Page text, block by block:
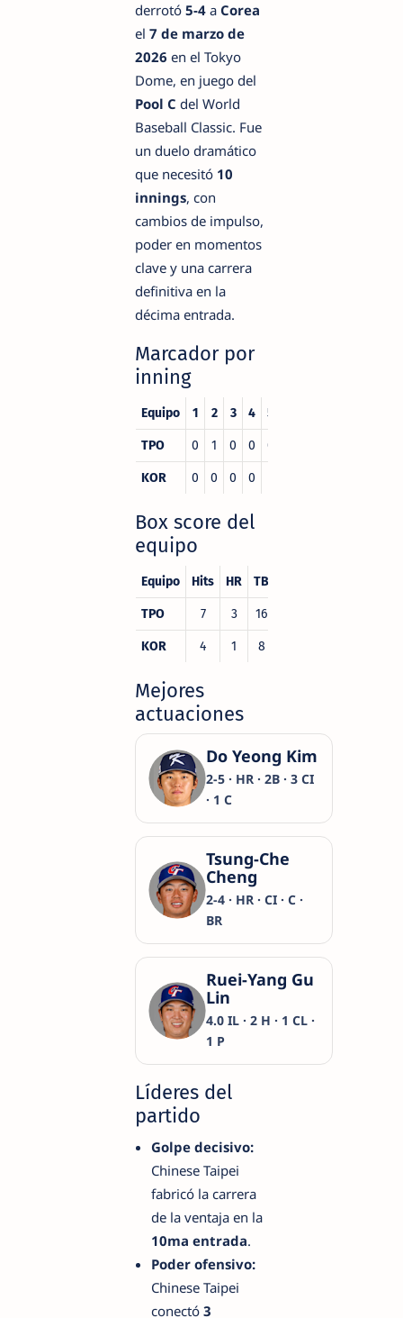
derrotó 5-4 a Corea
el 7 de marzo de
2026 en el Tokyo
Dome, en juego del
Pool C del World
Baseball Classic. Fue
un duelo dramático
que necesitó 10
innings, con
cambios de impulso,
poder en momentos
clave y una carrera
definitiva en la
décima entrada.
Marcador por
inning
Equipo 1 2 3 4 5
TPO 0 1 0 0 0
KOR 0 0 0 0
Box score del
equipo
Equipo Hits HR TB
TPO 7 3 16
KOR 4 1 8
Mejores
actuaciones
Do Yeong Kim
2-5 · HR · 2B · 3 CI
· 1 C
Tsung-Che
Cheng
2-4 · HR · CI · C ·
BR
Ruei-Yang Gu
Lin
4.0 IL · 2 H · 1 CL ·
1 P
Líderes del
partido
Golpe decisivo:
Chinese Taipei
fabricó la carrera
de la ventaja en la
10ma entrada.
Poder ofensivo:
Chinese Taipei
conectó 3